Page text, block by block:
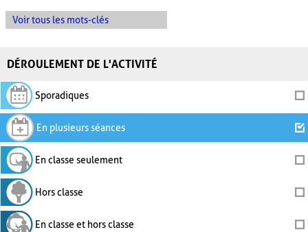
Voir tous les mots-clés
DÉROULEMENT DE L'ACTIVITÉ
Sporadiques
En plusieurs séances
En classe seulement
Hors classe
En classe et hors classe